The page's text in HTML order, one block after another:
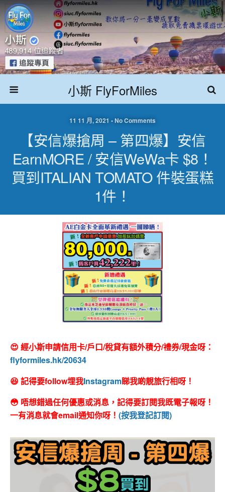
小斯 FlyForMiles
11 11 月, 2021 • No Comments
【安信爆搶周 – 第四爆】安信
EarnMORE / 安信WeWa卡 $8！
買到ITALIAN TOMATO 件裝蛋糕
1件！
😍 經小斯申請信用卡/戶口/稅貸有額外積分/禮券/現金呀：
flyformiles.hk/20634
😆 記得要follow埋我Instagram睇我啲靚旅行相呀！
😳 唔想錯過任何優惠或消息，記得要訂閱我既電子報呀！
一有消息就會email通知你呀！ (按我登記訂閱)